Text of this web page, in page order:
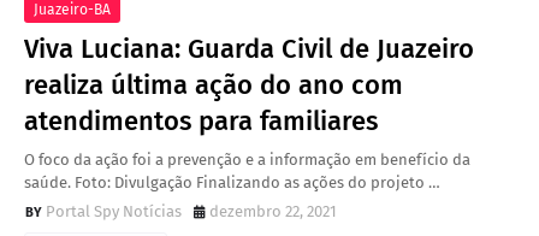
Juazeiro-BA
Viva Luciana: Guarda Civil de Juazeiro
realiza última ação do ano com
atendimentos para familiares
O foco da ação foi a prevenção e a informação em benefício da
saúde. Foto: Divulgação Finalizando as ações do projeto …
Portal Spy Notícias
dezembro 22, 2021